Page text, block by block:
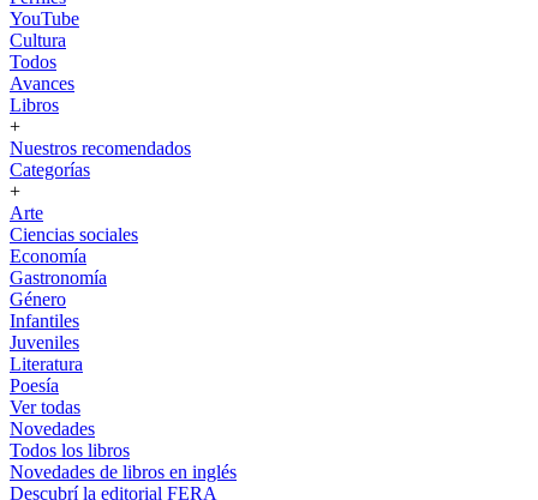
YouTube
Cultura
Todos
Avances
Libros
+
Nuestros recomendados
Categorías
+
Arte
Ciencias sociales
Economía
Gastronomía
Género
Infantiles
Juveniles
Literatura
Poesía
Ver todas
Novedades
Todos los libros
Novedades de libros en inglés
Descubrí la editorial FERA